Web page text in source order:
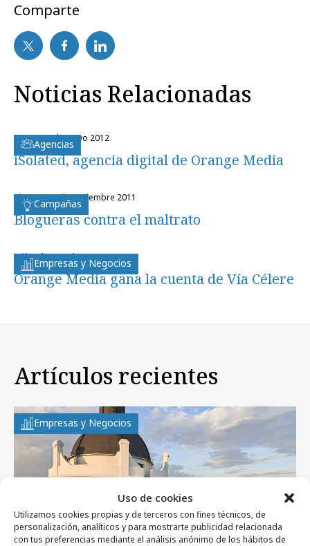
Uso de cookies
Utilizamos cookies propias y de terceros con fines técnicos, de
personalización, analíticos y para mostrarte publicidad relacionada
con tus preferencias mediante el análisis anónimo de los hábitos de
Comparte
Noticias Relacionadas
Agencias
lunes, 28 de mayo 2012
iSolated, agencia digital de Orange Media
Campañas
viernes, 25 de noviembre 2011
Blogueras contra el maltrato
Empresas y Negocios
miércoles, 26 de enero 2011
Orange Media gana la cuenta de Vía Célere
Artículos recientes
Empresas y Negocios